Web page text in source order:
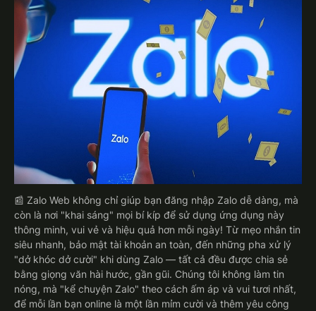
📰 Zalo Web không chỉ giúp bạn đăng nhập Zalo dễ dàng, mà
còn là nơi "khai sáng" mọi bí kíp để sử dụng ứng dụng này
thông minh, vui vẻ và hiệu quả hơn mỗi ngày! Từ mẹo nhắn tin
siêu nhanh, bảo mật tài khoản an toàn, đến những pha xử lý
"dở khóc dở cười" khi dùng Zalo — tất cả đều được chia sẻ
bằng giọng văn hài hước, gần gũi. Chúng tôi không làm tin
nóng, mà "kể chuyện Zalo" theo cách ấm áp và vui tươi nhất,
để mỗi lần bạn online là một lần mỉm cười và thêm yêu công